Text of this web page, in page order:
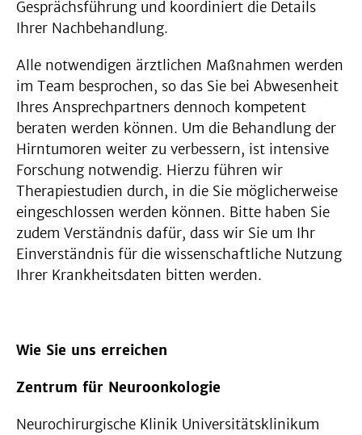
Gesprächsführung und koordiniert die Details
Ihrer Nachbehandlung.
Alle notwendigen ärztlichen Maßnahmen werden
im Team besprochen, so das Sie bei Abwesenheit
Ihres Ansprechpartners dennoch kompetent
beraten werden können. Um die Behandlung der
Hirntumoren weiter zu verbessern, ist intensive
Forschung notwendig. Hierzu führen wir
Therapiestudien durch, in die Sie möglicherweise
eingeschlossen werden können. Bitte haben Sie
zudem Verständnis dafür, dass wir Sie um Ihr
Einverständnis für die wissenschaftliche Nutzung
Ihrer Krankheitsdaten bitten werden.
Wie Sie uns erreichen
Zentrum für Neuroonkologie
Neurochirurgische Klinik Universitätsklinikum